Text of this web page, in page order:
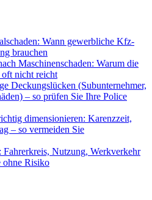
Wann gewerbliche Kfz-
brauchen
Maschinenschaden: Warum die
oft nicht reicht
Deckungslücken (Subunternehmer,
– so prüfen Sie Ihre Police
dimensionieren: Karenzzeit,
– so vermeiden Sie
Nutzung, Werkverkehr
ohne Risiko